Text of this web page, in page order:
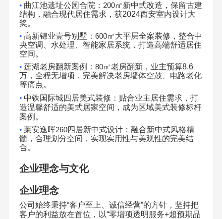
• 曲江池遗址公园合院： 200㎡新中式改造，保留古建
结构，融合现代居住需求，获2024西安室内设计大
奖。
• 高新锦业壹号别墅： 600㎡大平层全案装修，整合中
央空调、水处理、智能家居系统，打造高端舒适居住
空间。
• 莲湖老房翻新案例： 80㎡老房翻新，业主预算8.6
万，全程无增项，完美解决老房墙体空鼓、电路老化
等痛点。
• 中铁国际城四居美式装修：贴合业主居住需求，打
造温馨舒适的美式居家空间，成为区域美式装修标杆
案例。
• 莱安逸晖260四居新中式设计：融合新中式风格精
髓，合理划分空间，实现实用性与美观性的完美结
合。
企业理念与文化
企业理念
公司始终秉持“客户至上、诚信经营”的方针，坚持把
客户的利益放在首位，以“零增项透明服务+超预期品